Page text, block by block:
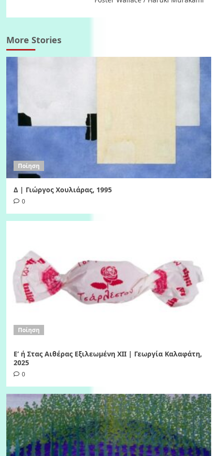
More Stories
Ποίηση
Δ | Γιώργος Χουλιάρας, 1995
0
Ποίηση
Ε’ ή Στας Αιθέρας Εξιλεωμένη ΧΙI | Γεωργία Καλαφάτη,
2025
0